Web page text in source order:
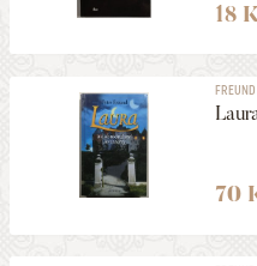
18
70